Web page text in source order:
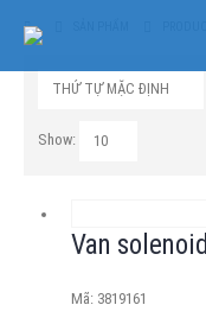
Show:
Van solenoid
Mã: 3819161